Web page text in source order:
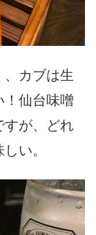
、カブは生
！仙台味噌
すが、どれ
い。